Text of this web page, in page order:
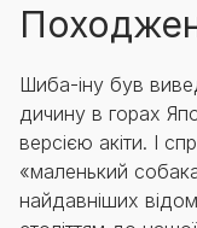
Шиба-іну був
дичину в горах
версією акіти. І
«маленький
найдавніших